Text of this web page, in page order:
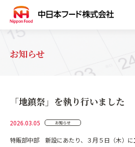
トップ
取扱い商品
お知らせ
「地鎮祭」を執り行いました
2026.03.05 お知らせ
特販部中部 新設にあたり、３月５日（木）に